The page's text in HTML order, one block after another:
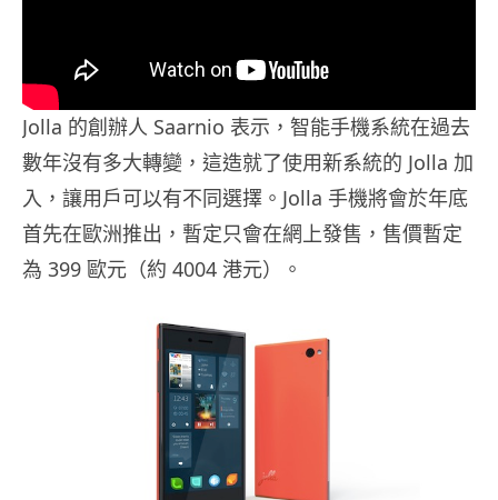
Jolla 的創辦人 Saarnio 表示，智能手機系統在過去
數年沒有多大轉變，這造就了使用新系統的 Jolla 加
入，讓用戶可以有不同選擇。Jolla 手機將會於年底
首先在歐洲推出，暫定只會在網上發售，售價暫定
為 399 歐元（約 4004 港元）。